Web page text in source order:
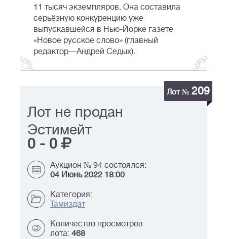
11 тысяч экземпляров. Она составила
серьёзную конкуренцию уже
выпускавшейся в Нью-Йорке газете
«Новое русское слово» (главный
редактор—Андрей Седых).
Лот № 209
Лот не продан
Эстимейт
0 - 0
Аукцион № 94 состоялся:
04 Июнь 2022 18:00
Категория:
Тамиздат
Количество просмотров
лота: 468